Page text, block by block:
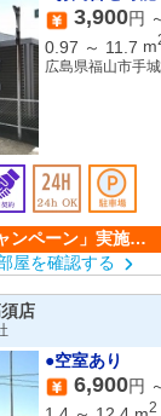
3,900円
0.97 ～ 11.7 m
広島県福山市手
ーン期間：
屋を確認する
店
●空室あり
6,900円
2